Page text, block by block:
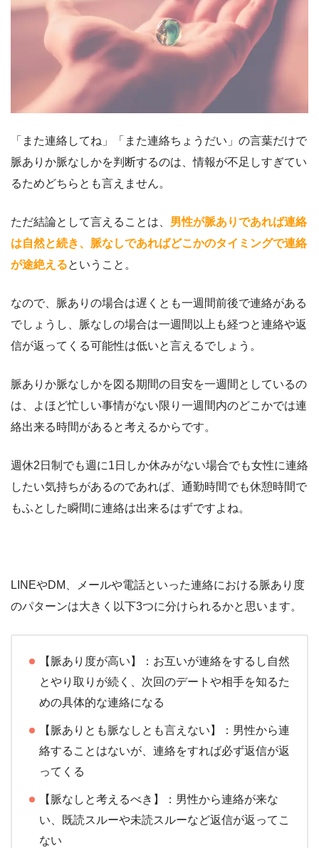
「また連絡してね」「また連絡ちょうだい」の言葉だけで
脈ありか脈なしかを判断するのは、情報が不足しすぎてい
るためどちらとも言えません。
ただ結論として言えることは、 男性が脈ありであれば連絡
は自然と続き、脈なしであればどこかのタイミングで連絡
が途絶えるということ。
なので、脈ありの場合は遅くとも一週間前後で連絡がある
でしょうし、脈なしの場合は一週間以上も経つと連絡や返
信が返ってくる可能性は低いと言えるでしょう。
脈ありか脈なしかを図る期間の目安を一週間としているの
は、よほど忙しい事情がない限り一週間内のどこかでは連
絡出来る時間があると考えるからです。
週休2日制でも週に1日しか休みがない場合でも女性に連絡
したい気持ちがあるのであれば、通勤時間でも休憩時間で
もふとした瞬間に連絡は出来るはずですよね。
LINEやDM、メールや電話といった連絡における脈あり度
のパターンは大きく以下3つに分けられるかと思います。
【脈あり度が高い】：お互いが連絡をするし自然
とやり取りが続く、次回のデートや相手を知るた
めの具体的な連絡になる
【脈ありとも脈なしとも言えない】：男性から連
絡することはないが、連絡をすれば必ず返信が返
ってくる
【脈なしと考えるべき】：男性から連絡が来な
い、既読スルーや未読スルーなど返信が返ってこ
ない